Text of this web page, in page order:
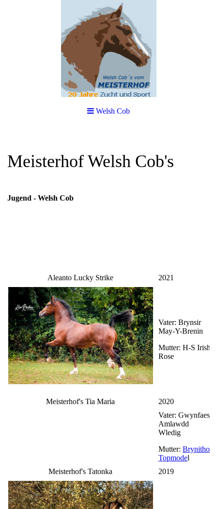
Welsh Cob
Meisterhof Welsh Cob's
Jugend - Welsh Cob
Aleanto Lucky Strike 2021
Vater: Brynsir
May-Y-Brenin
Mutter: H-S Irish
Rose
Meisterhof's Tia Maria
2020
Vater: Gwynfaes
Amlawdd
Wledig
Mutter: Brynithon
Topmodel
Meisterhof's Tatonka
2019